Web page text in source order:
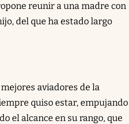
reunir a una madre con
del que ha estado largo
aviadores de la
quiso estar, empujando
el alcance en su rango, que